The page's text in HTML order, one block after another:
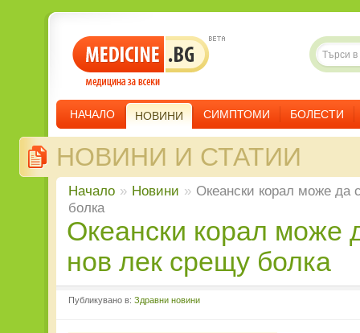
НАЧАЛО НОВИНИ СИМПТОМИ БОЛЕСТИ
НОВИНИ И СТАТИИ
Начало » Новини » Океански корал може да
болка
Океански корал може да съдържа
нов лек срещу болка
Публикувано в: Здравни новини